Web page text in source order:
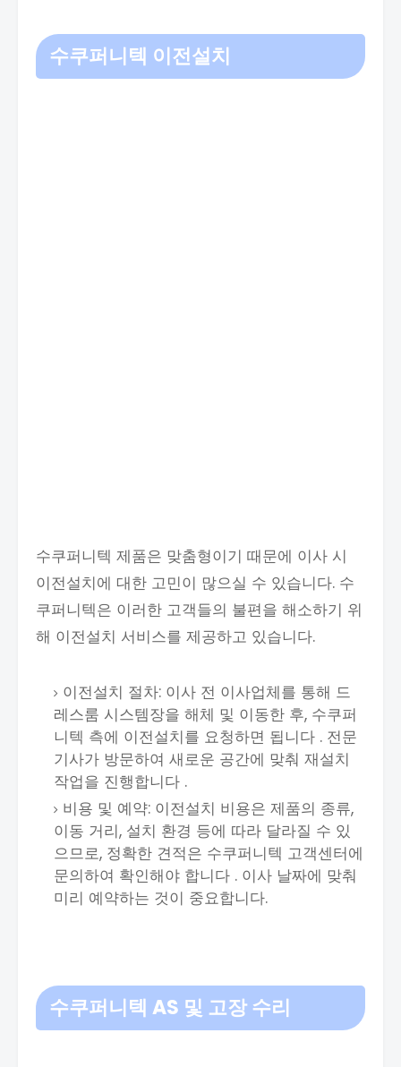
수쿠퍼니텍 이전설치
수쿠퍼니텍 제품은 맞춤형이기 때문에 이사 시
이전설치에 대한 고민이 많으실 수 있습니다. 수
쿠퍼니텍은 이러한 고객들의 불편을 해소하기 위
해 이전설치 서비스를 제공하고 있습니다.
이전설치 절차: 이사 전 이사업체를 통해 드
레스룸 시스템장을 해체 및 이동한 후, 수쿠퍼
니텍 측에 이전설치를 요청하면 됩니다 . 전문
기사가 방문하여 새로운 공간에 맞춰 재설치
작업을 진행합니다 .
비용 및 예약: 이전설치 비용은 제품의 종류,
이동 거리, 설치 환경 등에 따라 달라질 수 있
으므로, 정확한 견적은 수쿠퍼니텍 고객센터에
문의하여 확인해야 합니다 . 이사 날짜에 맞춰
미리 예약하는 것이 중요합니다.
수쿠퍼니텍 AS 및 고장 수리